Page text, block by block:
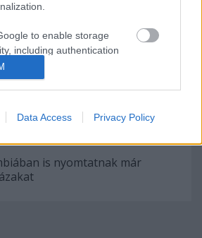
to enable storage
including authentication
fraud prevention, and other
Data Access Privacy Policy
új lehetőségeket teremt
vitro megtermékenyítésben
3D nyomatással bővíti egyik
is nyomtatnak már